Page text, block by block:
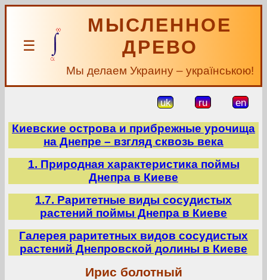
☰
МЫСЛЕННОЕ
ДРЕВО
Мы делаем Украину – українською!
uk ru en
Киевские острова и прибрежные урочища
на Днепре – взгляд сквозь века
1. Природная характеристика поймы
Днепра в Киеве
1.7. Раритетные виды сосудистых
растений поймы Днепра в Киеве
Галерея раритетных видов сосудистых
растений Днепровской долины в Киеве
Ирис болотный